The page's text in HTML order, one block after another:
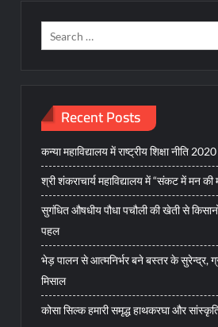
Recent Posts
कन्या महाविद्यालय में राष्ट्रीय शिक्षा नीति
श्री शंकराचार्य महाविद्यालय में “संकट में मन की
सुगंधित औषधीय पौधा पचौली की खेती से
पहल
भेड़ पालन से आत्मनिर्भर बने बस्तर के सुरेन्द्र,
मिसाल
कोसा सिल्क हमारी समृद्ध हाथकरघा और